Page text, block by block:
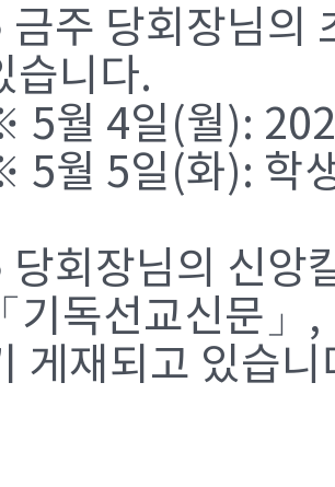
금주 당회장님의
습니다.
5월 4일(월):
5월 5일(화): 학
당회장님의 신앙
「기독선교신문
게재되고 있습니